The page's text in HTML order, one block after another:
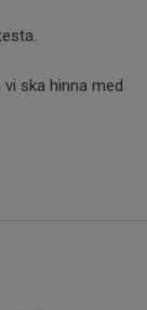
ska hinna med